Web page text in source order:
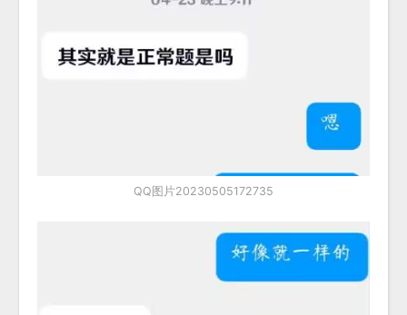
QQ图片20230505172735